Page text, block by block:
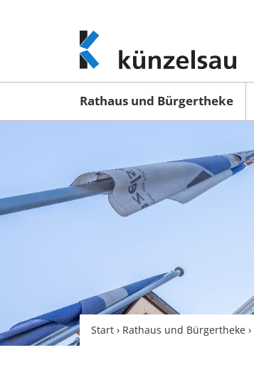
www.kuenzelsau.de
(zur
Startseite)
Rathaus und Bürgertheke
Start › Rathaus und Bürgertheke ›